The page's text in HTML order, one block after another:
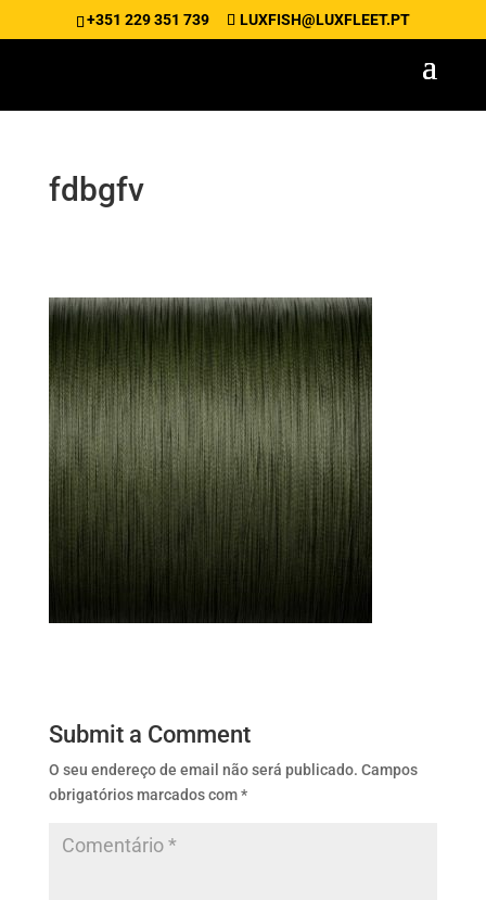
+351 229 351 739 LUXFISH@LUXFLEET.PT
fdbgfv
Submit a Comment
O seu endereço de email não será publicado. Campos
obrigatórios marcados com*